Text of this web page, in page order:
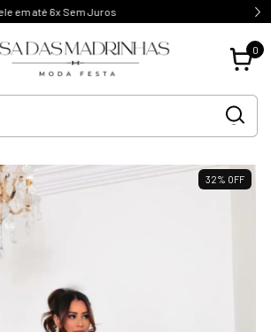
1ºTroca Gratuita e sem Burocracia
0
32% OFF